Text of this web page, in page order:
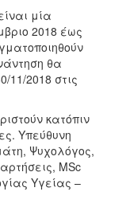
μία
2018 έως
θα
11/2018 στις
κατόπιν
Υπεύθυνη
Ψυχολόγος,
MSc
Υγείας –